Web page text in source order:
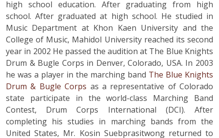
high school education. After graduating from high
school. After graduated at high school. He studied in
Music Department at Khon Kaen University and the
College of Music, Mahidol University reached its second
year in 2002 He passed the audition at The Blue Knights
Drum & Bugle Corps in Denver, Colorado, USA. In 2003
he was a player in the marching band The Blue Knights
Drum & Bugle Corps as a representative of Colorado
state participate in the world-class Marching Band
Contest, Drum Corps International (DCI). After
completing his studies in marching bands from the
United States, Mr. Kosin Suebprasitwong returned to